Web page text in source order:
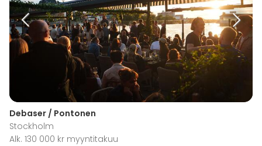
Debaser / Pontonen
Stockholm
Alk. 130 000 kr myyntitakuu